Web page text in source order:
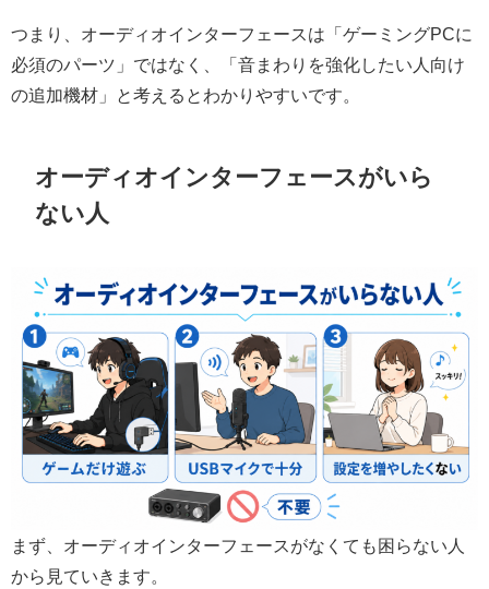
つまり、オーディオインターフェースは「ゲーミングPCに
必須のパーツ」ではなく、「音まわりを強化したい人向け
の追加機材」と考えるとわかりやすいです。
オーディオインターフェースがいら
ない人
まず、オーディオインターフェースがなくても困らない人
から見ていきます。